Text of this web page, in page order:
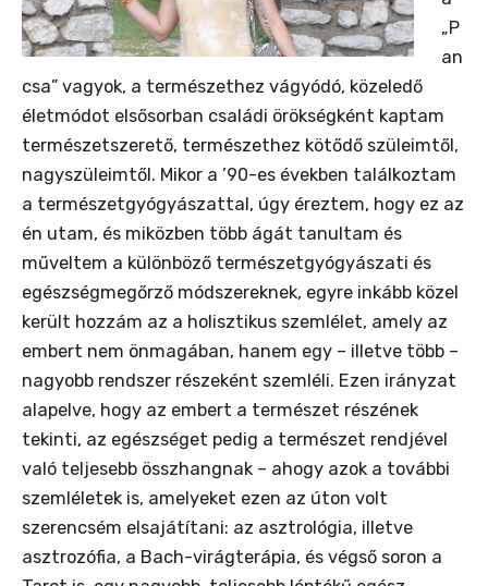
„P
an
csa” vagyok, a természethez vágyódó, közeledő
életmódot elsősorban családi örökségként kaptam
természetszerető, természethez kötődő szüleimtől,
nagyszüleimtől. Mikor a ’90-es években találkoztam
a természetgyógyászattal, úgy éreztem, hogy ez az
én utam, és miközben több ágát tanultam és
műveltem a különböző természetgyógyászati és
egészségmegőrző módszereknek, egyre inkább közel
került hozzám az a holisztikus szemlélet, amely az
embert nem önmagában, hanem egy – illetve több –
nagyobb rendszer részeként szemléli. Ezen irányzat
alapelve, hogy az embert a természet részének
tekinti, az egészséget pedig a természet rendjével
való teljesebb összhangnak – ahogy azok a további
szemléletek is, amelyeket ezen az úton volt
szerencsém elsajátítani: az asztrológia, illetve
asztrozófia, a Bach-virágterápia, és végső soron a